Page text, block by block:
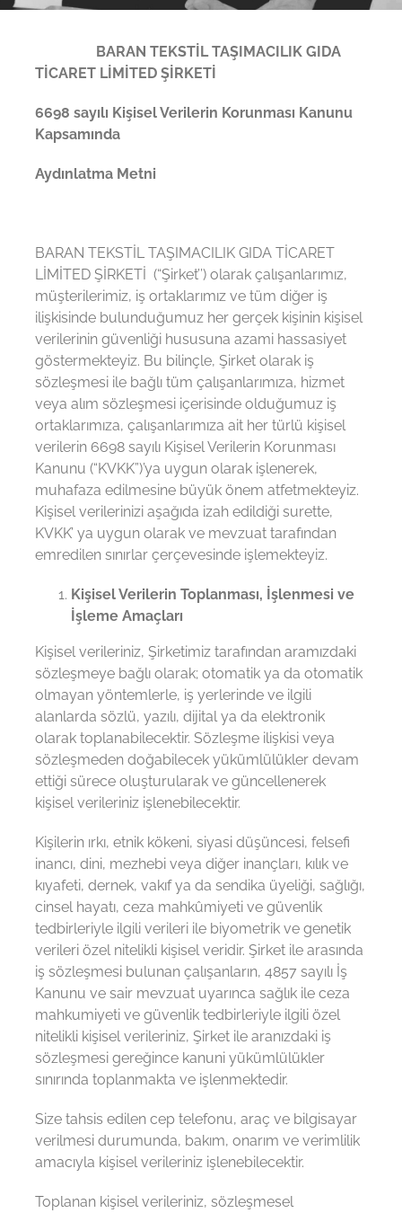
BARAN TEKSTİL TAŞIMACILIK GIDA
TİCARET LİMİTED ŞİRKETİ
6698 sayılı Kişisel Verilerin Korunması Kanunu
Kapsamında
Aydınlatma Metni
BARAN TEKSTİL TAŞIMACILIK GIDA TİCARET
LİMİTED ŞİRKETİ (“Şirket’’) olarak çalışanlarımız,
müşterilerimiz, iş ortaklarımız ve tüm diğer iş
ilişkisinde bulunduğumuz her gerçek kişinin kişisel
verilerinin güvenliği hususuna azami hassasiyet
göstermekteyiz. Bu bilinçle, Şirket olarak iş
sözleşmesi ile bağlı tüm çalışanlarımıza, hizmet
veya alım sözleşmesi içerisinde olduğumuz iş
ortaklarımıza, çalışanlarımıza ait her türlü kişisel
verilerin 6698 sayılı Kişisel Verilerin Korunması
Kanunu (“KVKK”)’ya uygun olarak işlenerek,
muhafaza edilmesine büyük önem atfetmekteyiz.
Kişisel verilerinizi aşağıda izah edildiği surette,
KVKK’ ya uygun olarak ve mevzuat tarafından
emredilen sınırlar çerçevesinde işlemekteyiz.
Kişisel Verilerin Toplanması, İşlenmesi ve
İşleme Amaçları
Kişisel verileriniz, Şirketimiz tarafından aramızdaki
sözleşmeye bağlı olarak; otomatik ya da otomatik
olmayan yöntemlerle, iş yerlerinde ve ilgili
alanlarda sözlü, yazılı, dijital ya da elektronik
olarak toplanabilecektir. Sözleşme ilişkisi veya
sözleşmeden doğabilecek yükümlülükler devam
ettiği sürece oluşturularak ve güncellenerek
kişisel verileriniz işlenebilecektir.
Kişilerin ırkı, etnik kökeni, siyasi düşüncesi, felsefi
inancı, dini, mezhebi veya diğer inançları, kılık ve
kıyafeti, dernek, vakıf ya da sendika üyeliği, sağlığı,
cinsel hayatı, ceza mahkûmiyeti ve güvenlik
tedbirleriyle ilgili verileri ile biyometrik ve genetik
verileri özel nitelikli kişisel veridir. Şirket ile arasında
iş sözleşmesi bulunan çalışanların, 4857 sayılı İş
Kanunu ve sair mevzuat uyarınca sağlık ile ceza
mahkumiyeti ve güvenlik tedbirleriyle ilgili özel
nitelikli kişisel verileriniz, Şirket ile aranızdaki iş
sözleşmesi gereğince kanuni yükümlülükler
sınırında toplanmakta ve işlenmektedir.
Size tahsis edilen cep telefonu, araç ve bilgisayar
verilmesi durumunda, bakım, onarım ve verimlilik
amacıyla kişisel verileriniz işlenebilecektir.
Toplanan kişisel verileriniz, sözleşmesel